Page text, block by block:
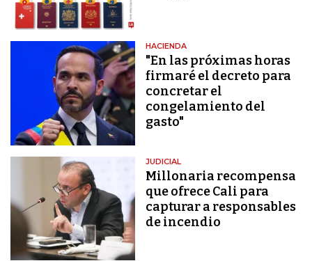
HACIENDA
"En las próximas horas
firmaré el decreto para
concretar el
congelamiento del
gasto"
JUDICIAL
Millonaria recompensa
que ofrece Cali para
capturar a responsables
de incendio